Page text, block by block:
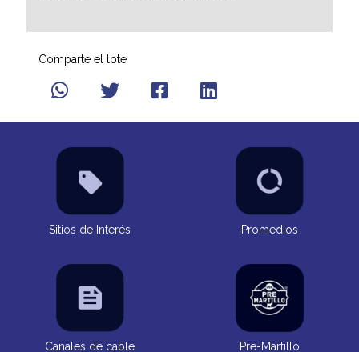
Comparte el lote
Sitios de Interés Promedios
Canales de cable Pre-Martillo